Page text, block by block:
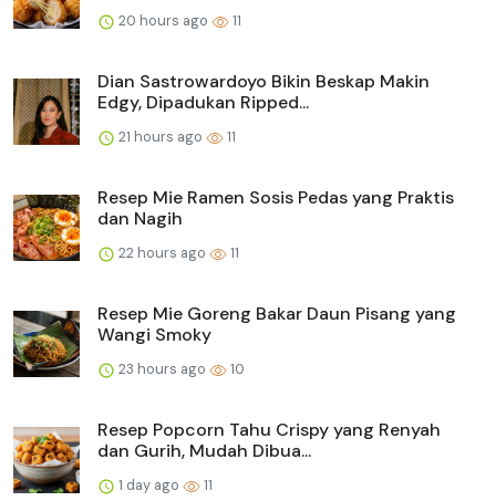
20 hours ago 11
Dian Sastrowardoyo Bikin Beskap Makin
Edgy, Dipadukan Ripped...
21 hours ago 11
Resep Mie Ramen Sosis Pedas yang Praktis
dan Nagih
22 hours ago 11
Resep Mie Goreng Bakar Daun Pisang yang
Wangi Smoky
23 hours ago 10
Resep Popcorn Tahu Crispy yang Renyah
dan Gurih, Mudah Dibua...
1 day ago 11